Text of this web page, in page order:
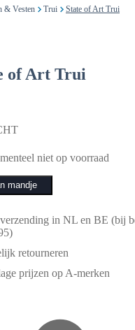
& Vesten Trui State of Art Trui
of Art Trui
niet op voorraad
mandje
in NL en BE (bij
retourneren
prijzen op A-merken